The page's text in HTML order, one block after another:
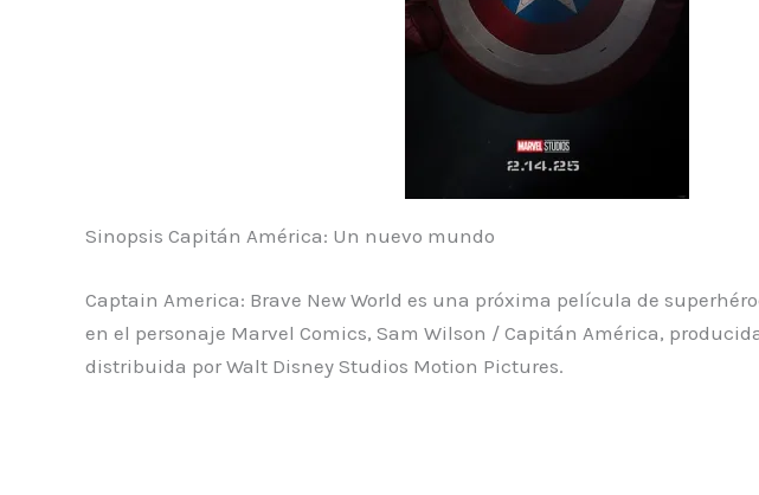
Sinopsis Capitán América: Un nuevo mundo
Captain America: Brave New World es una próxima película de
en el personaje Marvel Comics, Sam Wilson / Capitán América,
distribuida por Walt Disney Studios Motion Pictures.